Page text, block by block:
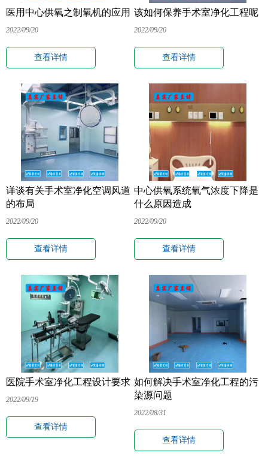
医用中心供氧之制氧机的应用
2022/09/20
查看详情
该如何保养手术室净化工程呢
2022/09/20
查看详情
详谈有关手术室净化空调风道
的布局
2022/09/20
查看详情
中心供氧系统氧气浓度下降是
什么原因造成
2022/09/20
查看详情
医院手术室净化工程设计要求
2022/09/19
查看详情
如何解决手术室净化工程的污
染源问题
2022/08/31
查看详情